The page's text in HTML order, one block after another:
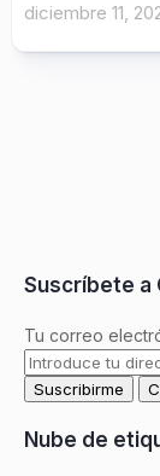
diciembre 11,
Suscríbete a
Tu correo
Nube de